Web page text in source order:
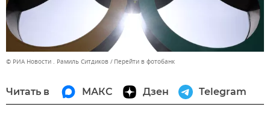
© РИА Новости . Рамиль Ситдиков Перейти в фотобанк
Читать в МАКС Дзен Telegram